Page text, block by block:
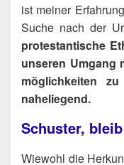
ist mei­ner
Suche nach der
pro­tes­tan­ti­sche
unse­ren Umgang
mög­lich­kei­ten
naheliegend.
Schuster,
Wie­wohl die